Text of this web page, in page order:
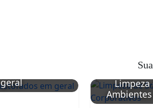
geral
Limpeza